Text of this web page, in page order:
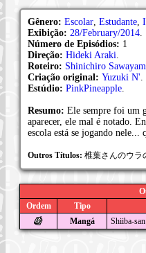
Gênero: Escolar Estudante
Exibição: 28/February/2014
Número de Episódios: 1
Direção: Hideki Araki
Roteiro: Shinichiro
Criação original: Yuzuki N'
Estúdio: PinkPineapple
Resumo: Ele sempre foi um
aparecer, ele mal é notado.
escola está se jogando nele...
Outros Títulos: 椎葉さんのウラ
Ordem
Tipo
Mangá
Shiiba-